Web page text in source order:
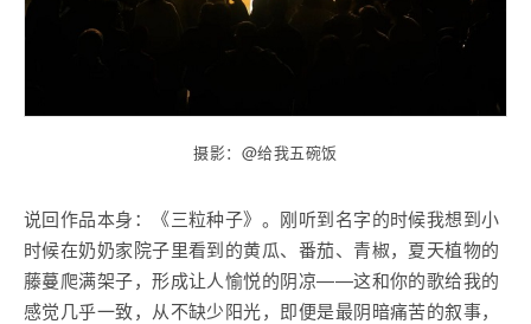
摄影：@给我五碗饭
说回作品本身：《三粒种子》。刚听到名字的时候我想到小
时候在奶奶家院子里看到的黄瓜、番茄、青椒，夏天植物的
藤蔓爬满架子，形成让人愉悦的阴凉——这和你的歌给我的
感觉几乎一致，从不缺少阳光，即便是最阴暗痛苦的叙事，